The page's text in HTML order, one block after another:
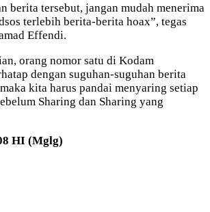
berita tersebut, jangan mudah menerima
terlebih berita-berita hoax”, tegas
Effendi.
orang nomor satu di Kodam
dengan suguhan-suguhan berita
kita harus pandai menyaring setiap
Sharing dan Sharing yang
HI (Mglg)